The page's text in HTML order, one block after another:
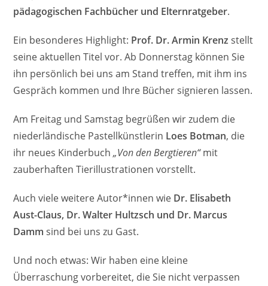
pädagogischen Fachbücher und Elternratgeber.
Ein besonderes Highlight: Prof. Dr. Armin Krenz stellt
seine aktuellen Titel vor. Ab Donnerstag können Sie
ihn persönlich bei uns am Stand treffen, mit ihm ins
Gespräch kommen und Ihre Bücher signieren lassen.
Am Freitag und Samstag begrüßen wir zudem die
niederländische Pastellkünstlerin Loes Botman, die
ihr neues Kinderbuch„Von den Bergtieren“mit
zauberhaften Tierillustrationen vorstellt.
Auch viele weitere Autor*innen wie Dr. Elisabeth
Aust-Claus, Dr. Walter Hultzsch und Dr. Marcus
Damm sind bei uns zu Gast.
Und noch etwas: Wir haben eine kleine
Überraschung vorbereitet, die Sie nicht verpassen